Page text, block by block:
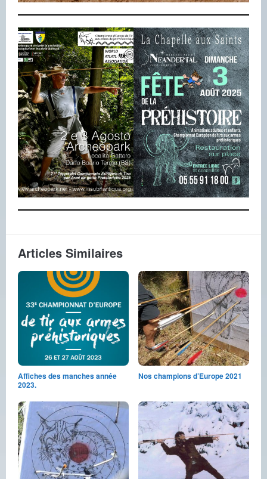
Articles Similaires
Affiches des manches année
2023.
Nos champions d’Europe 2021